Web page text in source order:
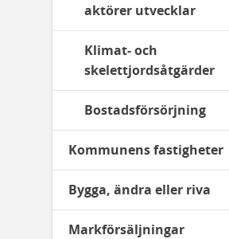
aktörer utvecklar
Klimat- och
skelettjordsåtgärder
Bostadsförsörjning
Kommunens fastigheter
Bygga, ändra eller riva
Markförsäljningar